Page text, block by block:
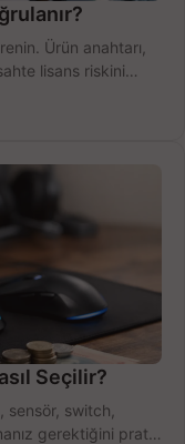
Ürün anahtarı,
lisans riskini
Seçilir?
switch,
gerektiğini pratik